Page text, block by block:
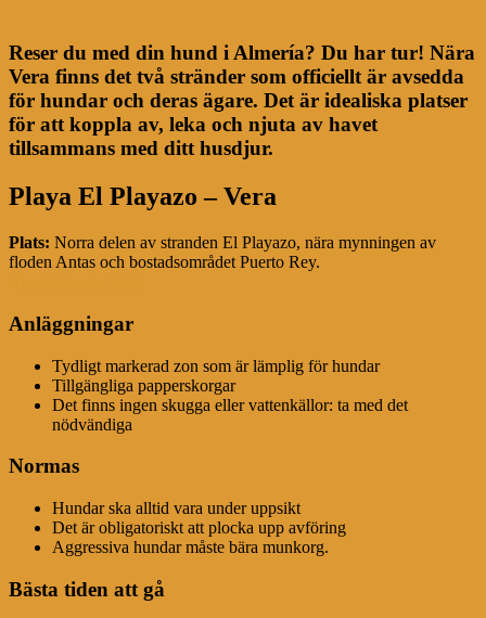
Reser du med din hund i Almería? Du har tur! Nära
Vera finns det två stränder som officiellt är avsedda
för hundar och deras ägare. Det är idealiska platser
för att koppla av, leka och njuta av havet
tillsammans med ditt husdjur.
Playa El Playazo – Vera
Plats: Norra delen av stranden El Playazo, nära mynningen av
floden Antas och bostadsområdet Puerto Rey.
Anläggningar
Tydligt markerad zon som är lämplig för hundar
Tillgängliga papperskorgar
Det finns ingen skugga eller vattenkällor: ta med det
nödvändiga
Normas
Hundar ska alltid vara under uppsikt
Det är obligatoriskt att plocka upp avföring
Aggressiva hundar måste bära munkorg.
Bästa tiden att gå